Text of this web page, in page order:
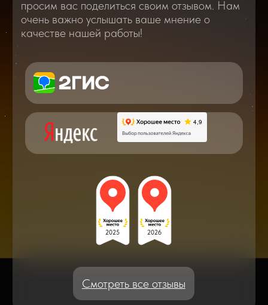
по ремонту в онлайн в чате
Блог статей - важное,
полезное, новое
В нашем блоге статей мы расскажем
Вам о самом важном, полезном и новом
в мире смартфонов и не только
Дисплейные модули: Отличия, качества